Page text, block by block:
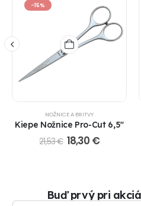
-15%
NOŽNICE A BRITVY
Kiepe Nožnice Pro-Cut 6,5"
21,53€ 18,30 €
Buď prvý pri